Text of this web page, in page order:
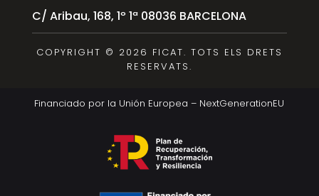
C/ Aribau, 168, 1º 1ª 08036 BARCELONA
COPYRIGHT © 2026 FICAT. TOTS ELS DRETS
RESERVATS.
Financiado por la Unión Europea – NextGenerationEU